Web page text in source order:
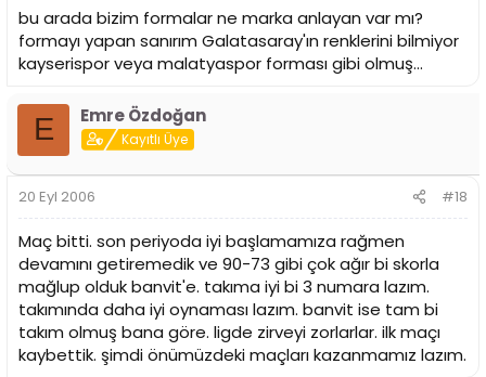
bu arada bizim formalar ne marka anlayan var mı?
formayı yapan sanırım Galatasaray'ın renklerini bilmiyor
kayserispor veya malatyaspor forması gibi olmuş...
E Emre Özdoğan
Kayıtlı Üye
20 Eyl 2006 #18
Maç bitti. son periyoda iyi başlamamıza rağmen
devamını getiremedik ve 90-73 gibi çok ağır bi skorla
mağlup olduk banvit'e. takıma iyi bi 3 numara lazım.
takımında daha iyi oynaması lazım. banvit ise tam bi
takım olmuş bana göre. ligde zirveyi zorlarlar. ilk maçı
kaybettik. şimdi önümüzdeki maçları kazanmamız lazım.